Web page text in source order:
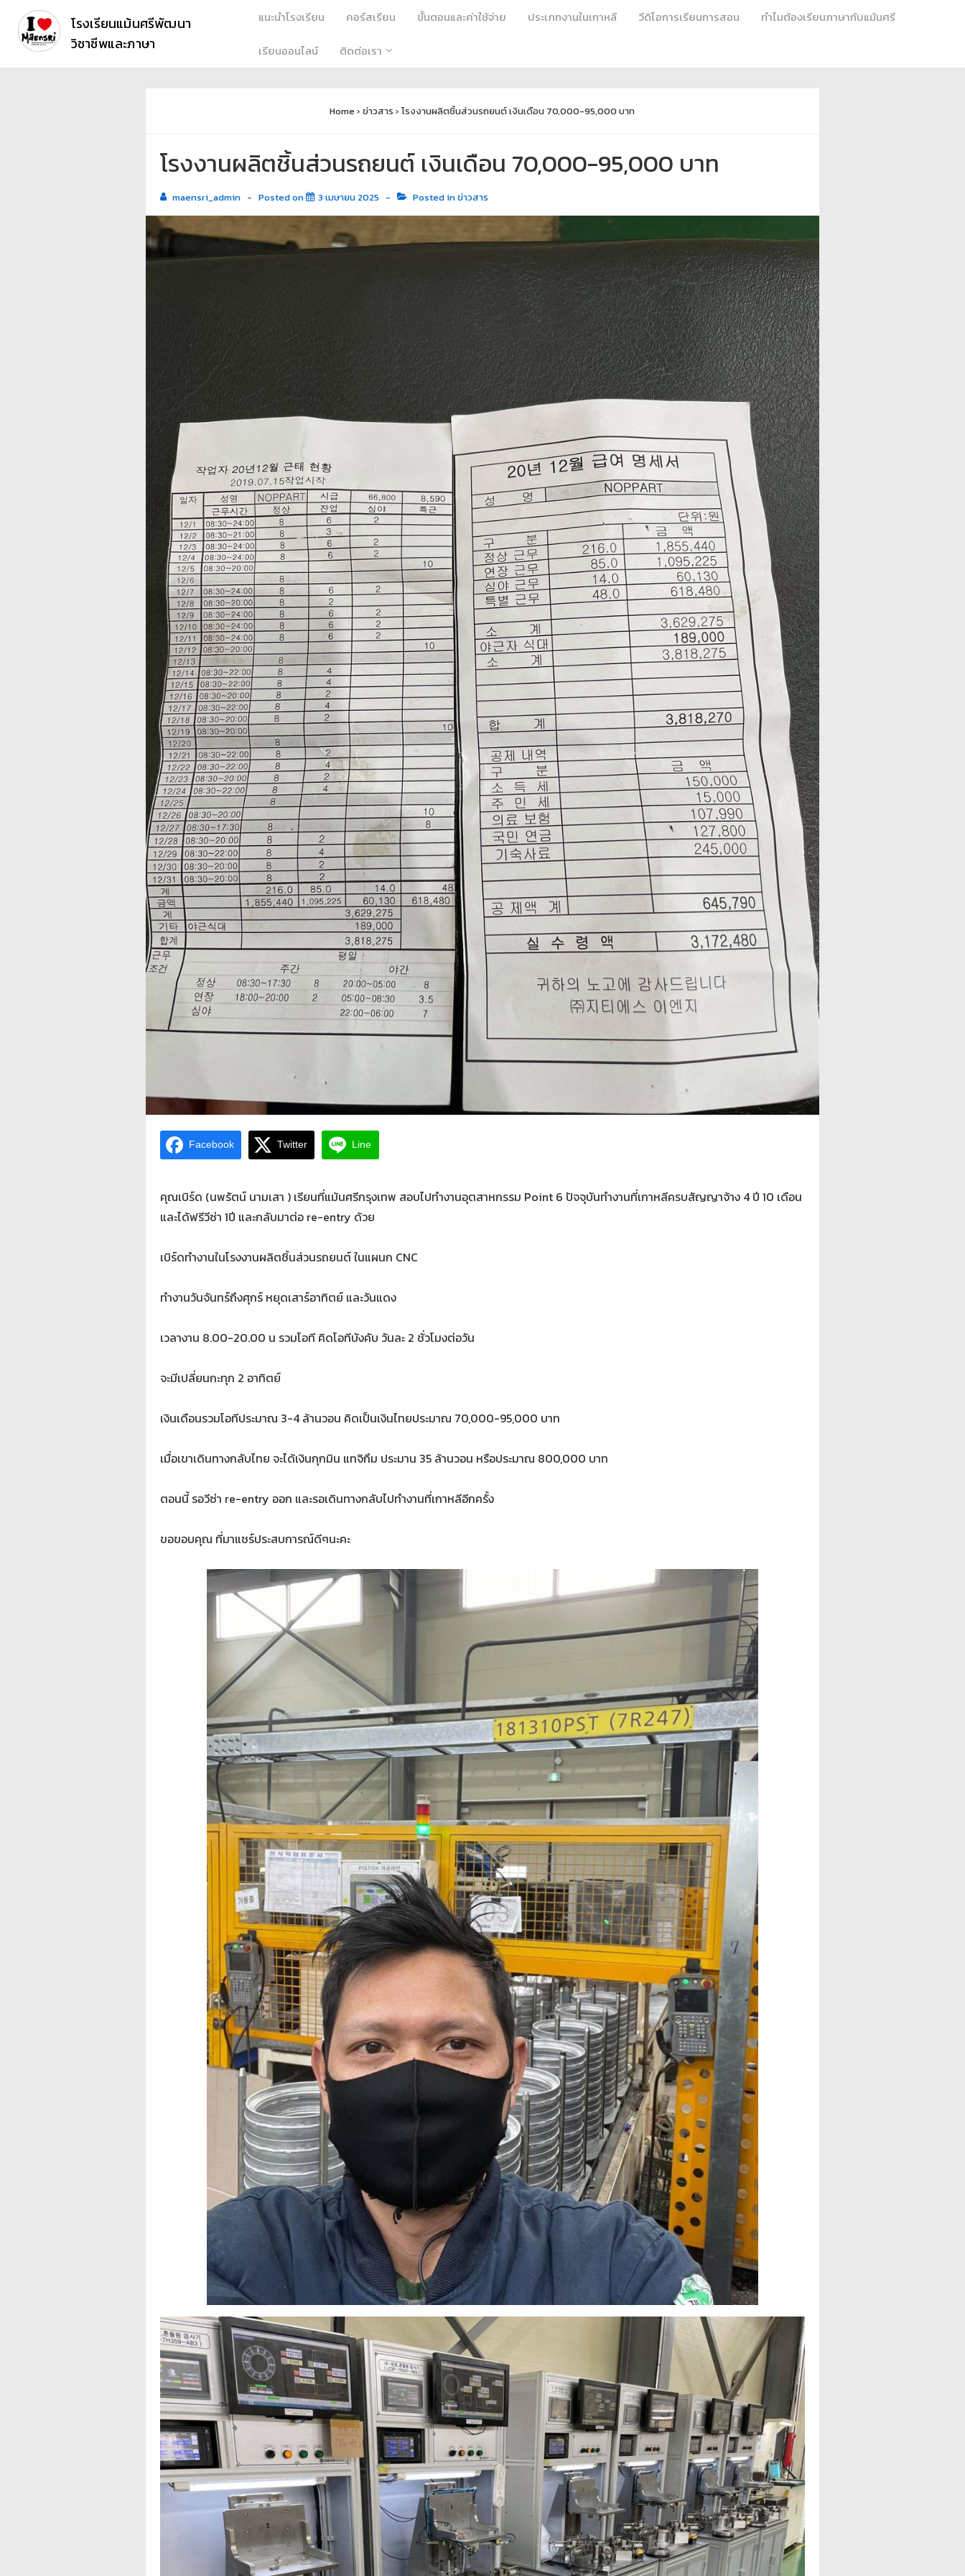
โรงเรียนแม้นศรีพัฒนา
วิชาชีพและภาษา
แนะนำโรงเรียน คอร์สเรียน ขั้นตอนและค่าใช้จ่าย ประเภทงานในเกาหลี วีดิโอการเรียนการสอน ทำไมต้องเรียนภาษากับแม้นศรี
เรียนออนไลน์ ติดต่อเรา
Home› ข่าวสาร › โรงงานผลิตชิ้นส่วนรถยนต์ เงินเดือน 70,000-95,000 บาท
โรงงานผลิตชิ้นส่วนรถยนต์ เงินเดือน 70,000-95,000 บาท
maensri_admin Posted on 3 เมษายน 2025 Posted inข่าวสาร
Facebook Twitter Line
คุณเบิร์ด (นพรัตน์ นามเสา ) เรียนที่แม้นศรีกรุงเทพ สอบไปทำงานอุตสาหกรรม Point 6 ปัจจุบันทำงานที่เกาหลีครบสัญญาจ้าง 4 ปี 10 เดือน
และได้ฟรีวีซ่า 1ปี และกลับมาต่อ re-entry ด้วย
เบิร์ดทำงานในโรงงานผลิตชิ้นส่วนรถยนต์ ในแผนก CNC
ทำงานวันจันทร์ถึงศุกร์ หยุดเสาร์อาทิตย์ และวันแดง
เวลางาน 8.00-20.00 น รวมโอที คิดโอทีบังคับ วันละ 2 ชั่วโมงต่อวัน
จะมีเปลี่ยนกะทุก 2 อาทิตย์
เงินเดือนรวมโอทีประมาณ 3-4 ล้านวอน คิดเป็นเงินไทยประมาณ 70,000-95,000 บาท
เมื่อเขาเดินทางกลับไทย จะได้เงินกุกมิน แทจิกึม ประมาน 35 ล้านวอน หรือประมาณ 800,000 บาท
ตอนนี้ รอวีซ่า re-entry ออก และรอเดินทางกลับไปทำงานที่เกาหลีอีกครั้ง
ขอขอบคุณ ที่มาแชร์ประสบการณ์ดีๆนะคะ